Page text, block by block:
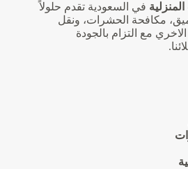
في السعودية تقدم حلولاً
مكافحة الحشرات، ونقل
مع التزام بالجودة